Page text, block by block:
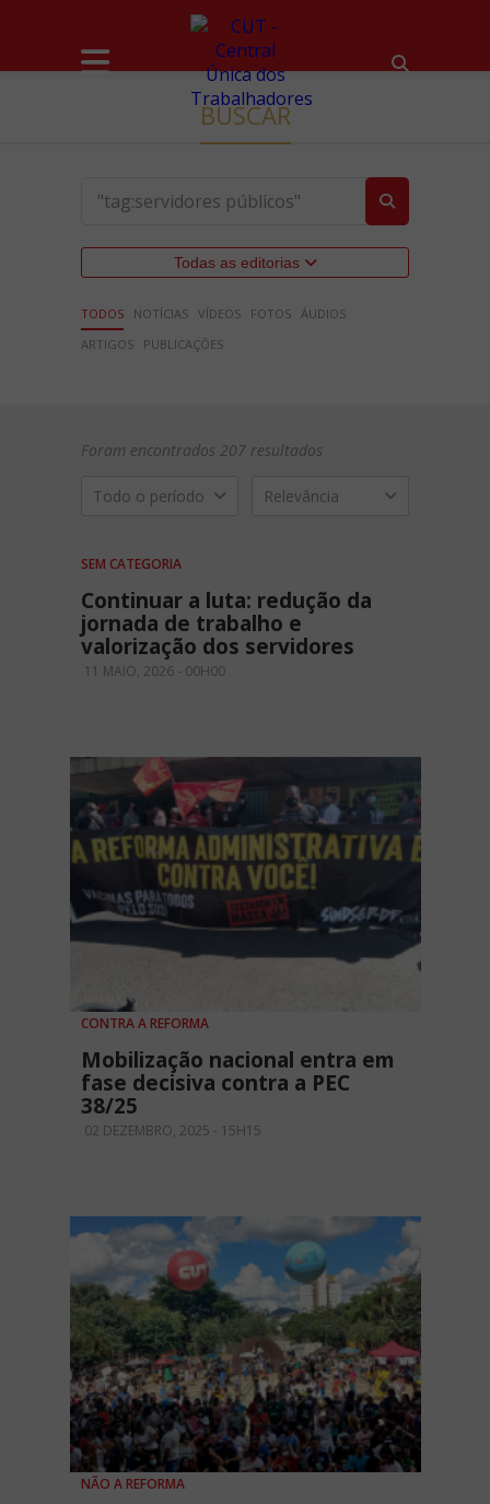
BUSCAR
Todas as editorias
TODOS NOTÍCIAS VÍDEOS FOTOS ÁUDIOS
ARTIGOS
PUBLICAÇÕES
Foram encontrados 207 resultados
Todo o período Relevância
SEM CATEGORIA
Continuar a luta: redução da
jornada de trabalho e
valorização dos servidores
11 MAIO, 2026 - 00H00
CONTRA A REFORMA
Mobilização nacional entra em
fase decisiva contra a PEC
38/25
02 DEZEMBRO, 2025 - 15H15
NÃO A REFORMA